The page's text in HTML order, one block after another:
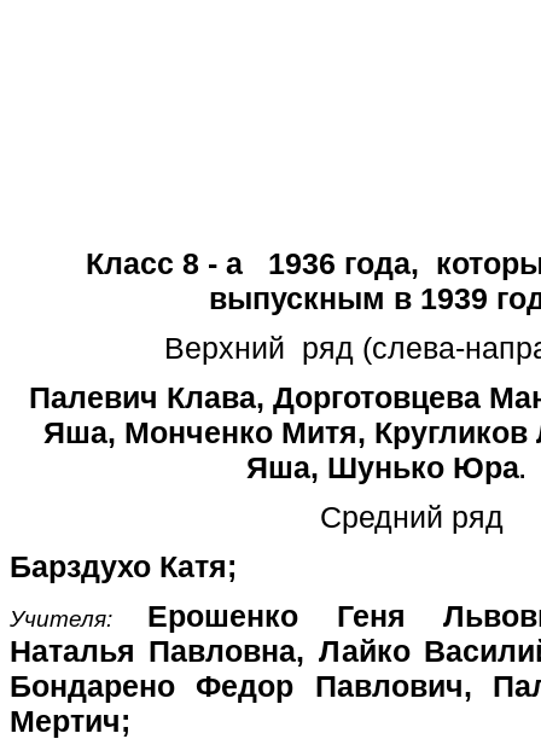
Класс 8 - а 1936 года,
выпускным в 1939
Верхний ряд (слева-
Палевич Клава, Дорготовцева
Яша, Монченко Митя, Кругликов
Яша, Шунько Юра.
Средний ряд
Барздухо Катя;
Учителя:
Ерошенко Геня
Наталья Павловна, Лайко
Бондарено Федор Павлович,
Мертич;